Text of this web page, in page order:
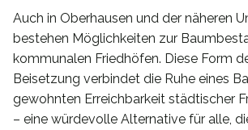
Auch in Oberhausen und der näheren
bestehen Möglichkeiten zur
kommunalen Friedhöfen. Diese Form
Beisetzung verbindet die Ruhe eines
gewohnten Erreichbarkeit städtischer
– eine würdevolle Alternative für alle,